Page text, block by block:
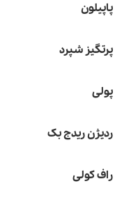
پاپیلون
پرتگیز شپرد
پولی
ردیژن ریدج بک
راف کولی